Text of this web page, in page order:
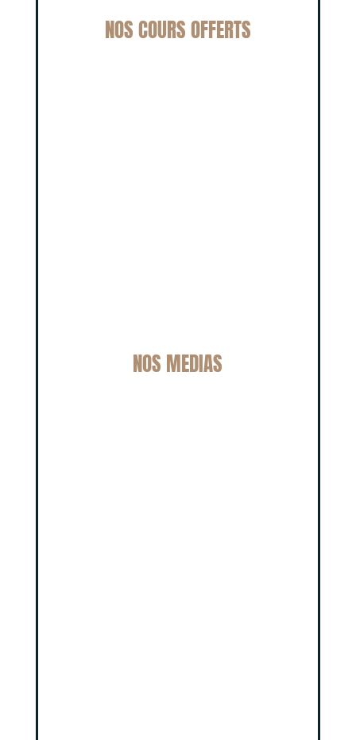
NOS COURS OFFERTS
NOS MEDIAS